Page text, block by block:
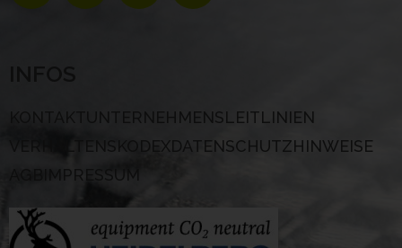
UNTERNEHMENSLEITLINIEN
VERHALTENSKODEX DATENSCHUTZHINWEISE
IMPRESSUM